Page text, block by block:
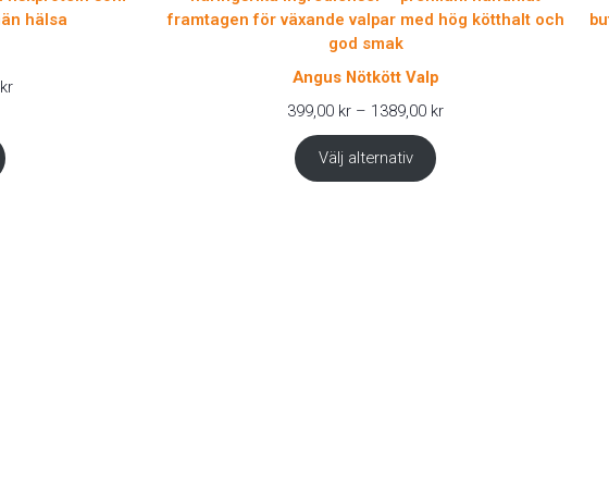
krPrisintervall:
Angus Nötkött Valp
399,00 kr – 1389,00 krPrisintervall:
Välj alternativ